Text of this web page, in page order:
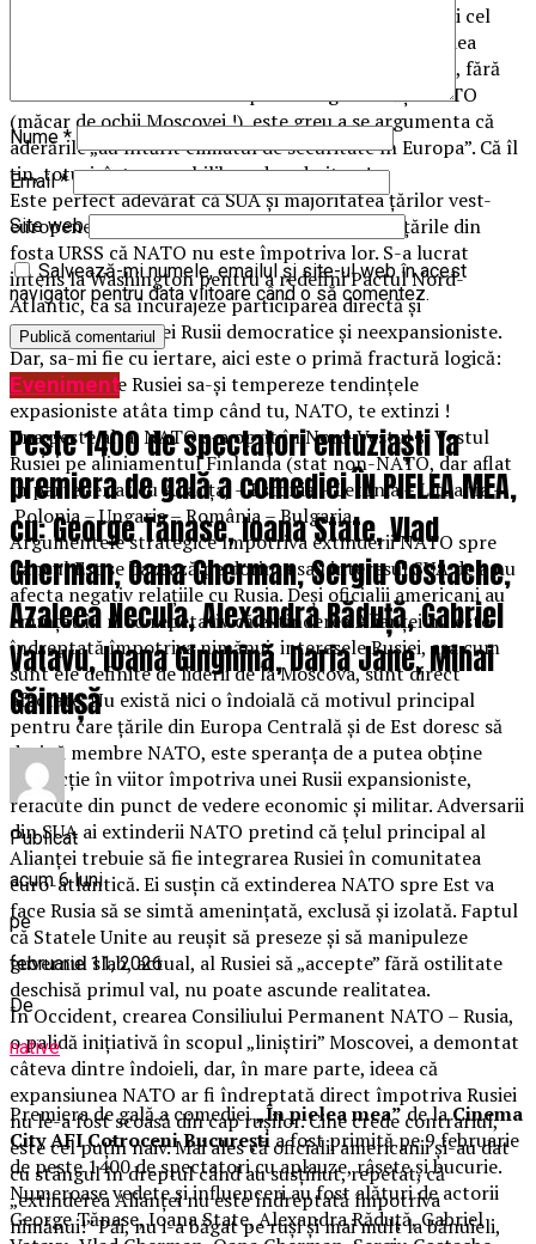
Ne place, nu ne place, vocile de la Moscova ar trebui cel
puţin auzite, dacă nu cumva ar fi necesar să li se şi dea
vreun răspuns, fie el şi diplomatic formulat. Dar aşa, fără
vreun demers concret de repliere a agresivităţii NATO
(măcar de ochii Moscovei !), este greu a se argumenta că
aderările „au întărit climatul de securitate în Europa”. Că îl
ţin, totuşi, într-un echilibru, da, admitem!
Este perfect adevărat că SUA şi majoritatea ţărilor vest-
europene fac eforturi mari să asigure Rusia şi ţările din
fosta URSS că NATO nu este împotriva lor. S-a lucrat
intens la Washington pentru a redefini Pactul Nord-
Atlantic, ca să încurajeze participarea directă şi
constructivă a unei Rusii democratice şi neexpansioniste.
Dar, sa-mi fie cu iertare, aici este o primă fractură logică:
nu-i poţi cere Rusiei sa-şi tempereze tendinţele
expasioniste atâta timp când tu, NATO, te extinzi !
Una peste alta, NATO s-a oprit în Nord-Vestul şi Vestul
Rusiei pe aliniamentul Finlanda (stat non-NATO, dar aflat
în parteneriat cu Alianţa) – Estonia – Letonia – Lituania –
Polonia – Ungaria – România – Bulgaria.
Argumentele strategice împotriva extinderii NATO spre
flancul Est se bazează pe dorinţa sau interesul SUA de a nu
afecta negativ relaţiile cu Rusia. Deşi oficialii americani au
enunţat în mod repetativ că extinderea Alianţei nu este
îndreptată împotriva nimănui, interesele Rusiei, aşa cum
sunt ele definite de liderii de la Moscova, sunt direct
afectate. Nu există nici o îndoială că motivul principal
pentru care ţările din Europa Centrală şi de Est doresc să
devină membre NATO, este speranţa de a putea obţine
protecţie în viitor împotriva unei Rusii expansioniste,
refăcute din punct de vedere economic şi militar. Adversarii
din SUA ai extinderii NATO pretind că ţelul principal al
Alianţei trebuie să fie integrarea Rusiei în comunitatea
euro-atlantică. Ei susţin că extinderea NATO spre Est va
face Rusia să se simtă ameninţată, exclusă şi izolată. Faptul
că Statele Unite au reuşit să preseze şi să manipuleze
guvernul slab, actual, al Rusiei să „accepte” fără ostilitate
deschisă primul val, nu poate ascunde realitatea.
În Occident, crearea Consiliului Permanent NATO – Rusia,
o palidă iniţiativă în scopul „liniştiri” Moscovei, a demontat
câteva dintre îndoieli, dar, în mare parte, ideea că
expansiunea NATO ar fi îndreptată direct împotriva Rusiei
nu le-a fost scoasă din cap ruşilor. Cine crede contrariul,
este cel puţin naiv. Mai ales că oficialii americanii şi-au dat
cu stângul în dreptul când au susţinut, repetat, că
„extinderea Alianţei nu este îndreptată împotriva
nimănui!” Păi, nu i-a băgat pe ruşi şi mai mult la bănuieli,
Nume *
Email*
Site web
Salvează-mi numele, emailul și site-ul web în acest
navigator pentru data viitoare când o să comentez.
Eveniment
Peste 1400 de spectatori entuziaști la
premiera de gală a comediei ÎN PIELEA MEA,
cu: George Tănase, Ioana State, Vlad
Gherman, Oana Gherman, Sergiu Costache,
Azaleea Necula, Alexandra Răduță, Gabriel
Vatavu, Ioana Ginghină, Daria Jane, Mihai
Găinușă
Publicat
acum 6 luni
pe
februarie 11, 2026
De
native
Premiera de gală a comediei„În pielea mea”de laCinema
City AFI Cotroceni Bucureștia fost primită pe 9 februarie
de peste 1400 de spectatori cu aplauze, râsete și bucurie.
Numeroase vedete și influenceri au fost alături de actorii
George Tănase, Ioana State, Alexandra Răduță, Gabriel